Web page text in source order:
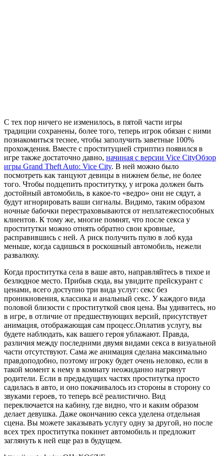
С тех пор ничего не изменилось, в пятой части игры
традиции сохранены, более того, теперь игрок обязан с ними
познакомиться теснее, чтобы заполучить заветные 100%
прохождения. Вместе с проституцией стриптиз появился в
игре также достаточно давно, начиная с версии Vice CityОбзор
игры Grand Theft Auto: Vice City. В ней можно было
посмотреть как танцуют девицы в нижнем белье, не более
того. Чтобы подцепить проститутку, у игрока должен быть
достойный автомобиль, в какое-то «ведро» они не сядут, а
будут игнорировать ваши сигналы. Видимо, таким образом
ночные бабочки перестраховываются от неплатежеспособных
клиентов. К тому же, многие помнят, что после секса у
проститутки можно отнять обратно свои кровные,
расправившись с ней. А риск получить пулю в лоб куда
меньше, когда садишься в роскошный автомобиль, нежели
развалюху.
Когда проститутка села в ваше авто, направляйтесь в тихое и
безлюдное место. Прибыв сюда, вы увидите прейскурант с
ценами, всего доступно три вида услуг: секс без
проникновения, классика и анальный секс. У каждого вида
половой близости с проституткой своя цена. Вы удивитесь, но
в игре, в отличие от предшествующих версий, присутствует
анимация, отображающая сам процесс.Оплатив услугу, вы
будете наблюдать, как вашего героя ублажают. Правда,
различия между последними двумя видами секса в визуальной
части отсутствуют. Сама же анимация сделана максимально
правдоподобно, поэтому игроку будет очень неловко, если в
такой момент к нему в комнату неожиданно нагрянут
родители. Если в предыдущих частях проститутка просто
садилась в авто, и оно покачивалось из стороны в сторону со
звуками героев, то теперь всё реалистично. Вид
переключается на кабину, где видно, что и каким образом
делает девушка. Даже окончанию секса уделена отдельная
сцена. Вы можете заказывать услугу одну за другой, но после
всех трех проститутка покинет автомобиль и предложит
заглянуть к ней еще раз в будущем.